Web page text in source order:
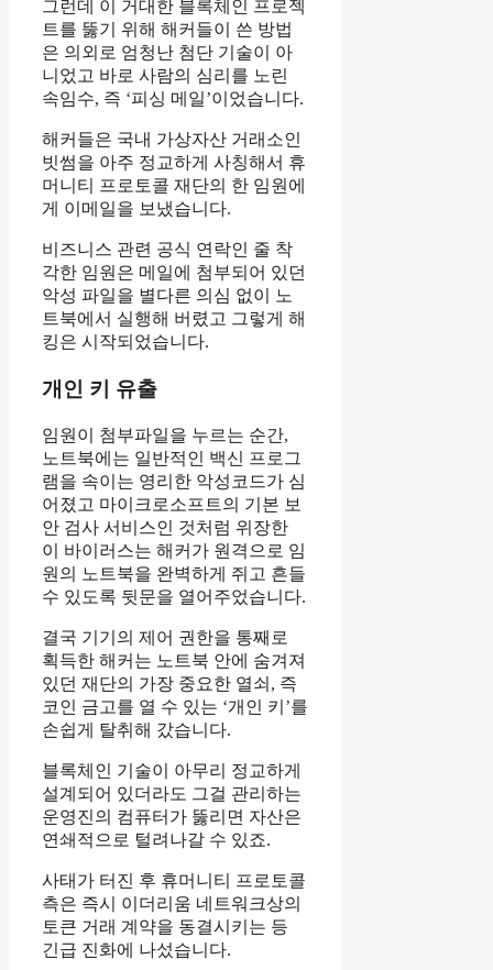
그런데 이 거대한 블록체인 프로젝
트를 뚫기 위해 해커들이 쓴 방법
은 의외로 엄청난 첨단 기술이 아
니었고 바로 사람의 심리를 노린
속임수, 즉 ‘피싱 메일’이었습니다.
해커들은 국내 가상자산 거래소인
빗썸을 아주 정교하게 사칭해서 휴
머니티 프로토콜 재단의 한 임원에
게 이메일을 보냈습니다.
비즈니스 관련 공식 연락인 줄 착
각한 임원은 메일에 첨부되어 있던
악성 파일을 별다른 의심 없이 노
트북에서 실행해 버렸고 그렇게 해
킹은 시작되었습니다.
개인 키 유출
임원이 첨부파일을 누르는 순간,
노트북에는 일반적인 백신 프로그
램을 속이는 영리한 악성코드가 심
어졌고 마이크로소프트의 기본 보
안 검사 서비스인 것처럼 위장한
이 바이러스는 해커가 원격으로 임
원의 노트북을 완벽하게 쥐고 흔들
수 있도록 뒷문을 열어주었습니다.
결국 기기의 제어 권한을 통째로
획득한 해커는 노트북 안에 숨겨져
있던 재단의 가장 중요한 열쇠, 즉
코인 금고를 열 수 있는 ‘개인 키’를
손쉽게 탈취해 갔습니다.
블록체인 기술이 아무리 정교하게
설계되어 있더라도 그걸 관리하는
운영진의 컴퓨터가 뚫리면 자산은
연쇄적으로 털려나갈 수 있죠.
사태가 터진 후 휴머니티 프로토콜
측은 즉시 이더리움 네트워크상의
토큰 거래 계약을 동결시키는 등
긴급 진화에 나섰습니다.